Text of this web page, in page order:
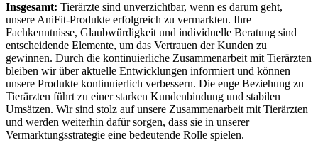
Insgesamt: Tierärzte sind unverzichtbar, wenn es darum geht,
unsere AniFit-Produkte erfolgreich zu vermarkten. Ihre
Fachkenntnisse, Glaubwürdigkeit und individuelle Beratung sind
entscheidende Elemente, um⁤ das Vertrauen ⁢der Kunden ‌zu
gewinnen. Durch die‌ kontinuierliche Zusammenarbeit mit Tierärzten
bleiben wir über aktuelle ‍Entwicklungen informiert und können
unsere Produkte kontinuierlich verbessern. Die enge Beziehung ⁢zu
Tierärzten führt zu einer starken Kundenbindung und stabilen
⁣Umsätzen. Wir sind‌ stolz auf unsere Zusammenarbeit‍ mit Tierärzten
und werden weiterhin ⁢dafür sorgen, dass⁢ sie⁢ in unserer
Vermarktungsstrategie eine bedeutende Rolle spielen.